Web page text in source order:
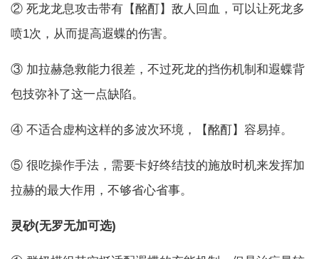
② 死龙龙息攻击带有【酩酊】敌人回血，可以让死龙多
喷1次，从而提高遐蝶的伤害。
③ 加拉赫急救能力很差，不过死龙的挡伤机制和遐蝶背
包技弥补了这一点缺陷。
④ 不适合虚构这样的多波次环境，【酩酊】容易掉。
⑤ 很吃操作手法，需要卡好终结技的施放时机来发挥加
拉赫的最大作用，不够省心省事。
灵砂(无罗无加可选)